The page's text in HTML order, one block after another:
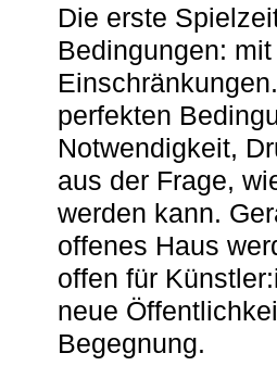
Die erste
Bedingungen:
perfekten
Notwendigkeit,
aus der Frage,
werden kann.
offenes Haus
offen für
neue
Begegnung.